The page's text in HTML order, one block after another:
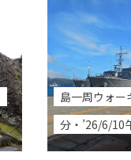
島一周ウォー
分・’26/6/10